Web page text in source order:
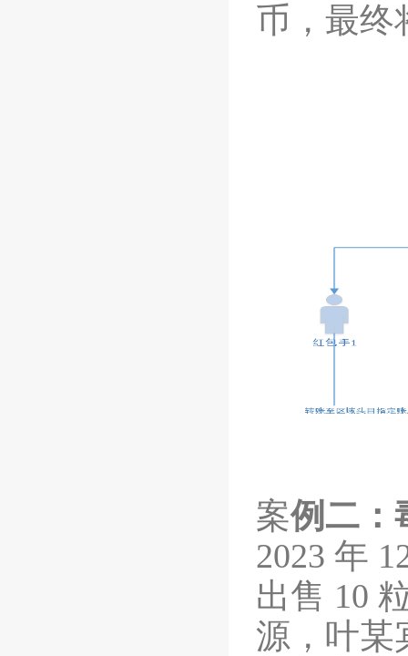
币，最终
案例二：
2023 年
出售 10
源，叶某